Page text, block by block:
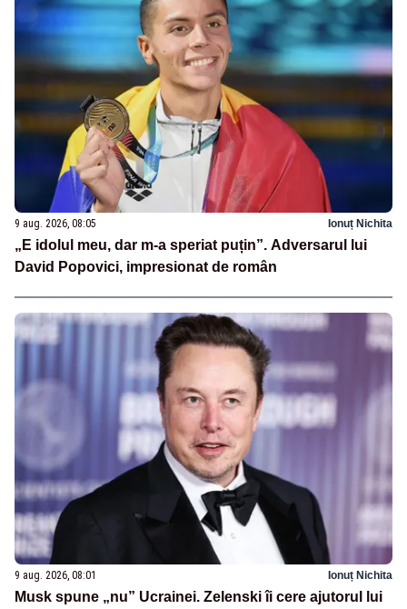
9 aug. 2026, 08:05 Ionuț Nichita
„E idolul meu, dar m-a speriat puțin”. Adversarul lui
David Popovici, impresionat de român
9 aug. 2026, 08:01 Ionuț Nichita
Musk spune „nu” Ucrainei. Zelenski îi cere ajutorul lui